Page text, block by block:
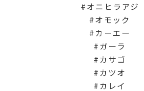
オニヒラアジ
オモック
カーエー
ガーラ
カサゴ
カツオ
カレイ